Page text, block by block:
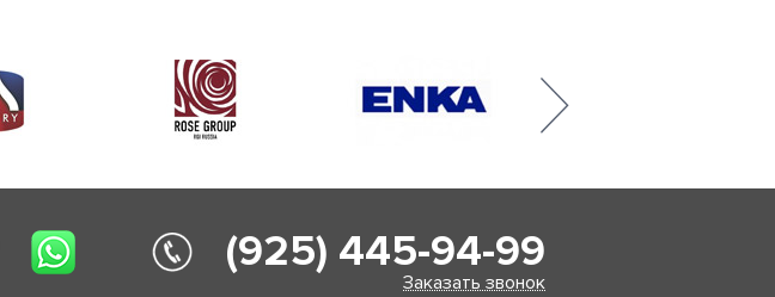
(925) 445-94-99
Заказать звонок